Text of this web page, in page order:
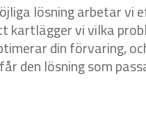
lösning arbetar vi
kartlägger vi vilka
din förvaring,
den lösning som